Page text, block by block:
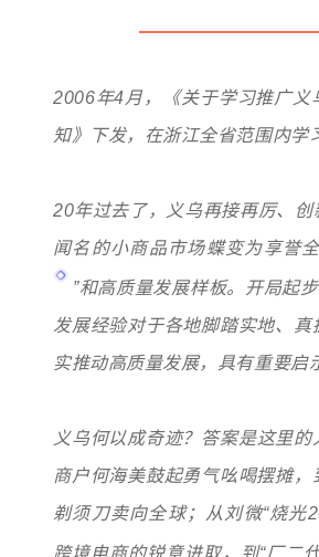
2006年4月，《关于学习推广义
知》下发，在浙江全省范围内学
20年过去了，义乌再接再厉、创
闻名的小商品市场蝶变为享誉
”和高质量发展样板。开局起
发展经验对于各地脚踏实地、真
实推动高质量发展，具有重要启
义乌何以成奇迹？答案是这里
商户何海美鼓起勇气吆喝摆摊，
剃须刀卖向全球；从刘微“烧光